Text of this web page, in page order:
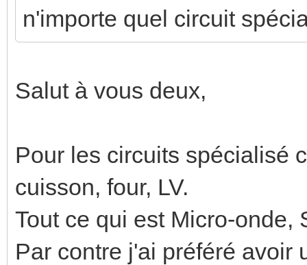
n'importe quel circuit
Salut à vous deux,
Pour les circuits spécialisé
cuisson, four, LV.
Tout ce qui est Micro-onde,
Par contre j'ai préféré avoir